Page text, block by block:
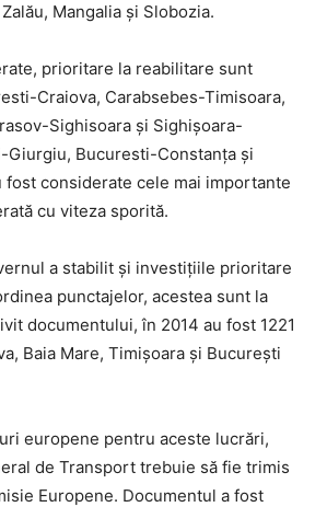
Mangalia şi Slobozia.
prioritare la reabilitare sunt
Craiova, Carabsebes-Timisoara,
Sighisoara şi Sighişoara-
Giurgiu, Bucuresti-Constanţa şi
fost considerate cele mai importante
cu viteza sporită.
a stabilit şi investiţiile prioritare
punctajelor, acestea sunt la
documentului, în 2014 au fost 1221
Baia Mare, Timişoara şi Bucureşti
europene pentru aceste lucrări,
de Transport trebuie să fie trimis
Europene. Documentul a fost